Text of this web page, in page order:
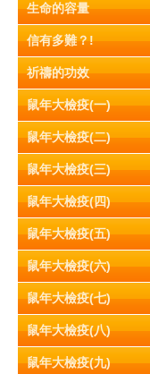
生命的容量
信有多難？!
祈禱的功效
鼠年大檢疫(一)
鼠年大檢疫(二)
鼠年大檢疫(三)
鼠年大檢疫(四)
鼠年大檢疫(五)
鼠年大檢疫(六)
鼠年大檢疫(七)
鼠年大檢疫(八)
鼠年大檢疫(九)